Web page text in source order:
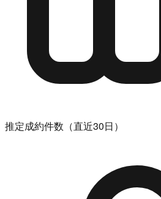
推定成約件数（直近30日）